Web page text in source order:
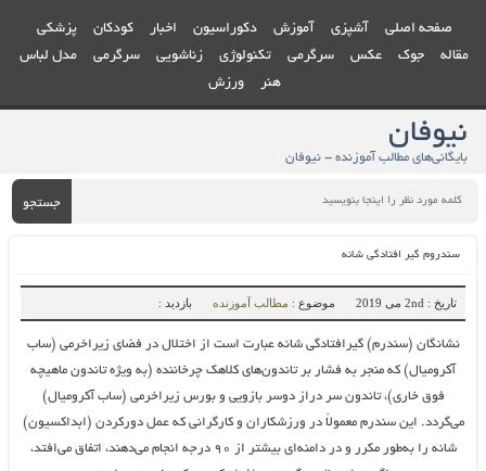
صفحه اصلی آشپزی آموزش دکوراسیون اخبار کودکان
پزشکی
مقاله
جوک عکس سرگرمی تکنولوژی زناشویی سرگرمی
مدل لباس
هنر
ورزش
نیوفان
بایگانی‌های مطالب آموزنده - نیوفان
جستجو
سندروم گیر افتادگی شانه
تاریخ : 2nd می 2019 موضوع : مطالب آموزنده بازدید :
نشانگان (سندرم) گیرافتادگی شانه عبارت است از اختلال در فضای زیراخرمی (ساب
آکرومیال) که منجر به فشار بر تاندون‌های کلاهک چرخاننده (به ویژه تاندون ماهیچه
فوق خاری)، تاندون سر دراز دوسر بازویی و بورس زیراخرمی (ساب آکرومیال)
می‌گردد. این سندرم معمولاً در ورزشکاران و کارگرانی که عمل دورکردن (ابداکسیون)
شانه را به‌طور مکرر و در دامنه‌ای بیشتر از ۹۰ درجه انجام می‌دهند، اتفاق می‌افتد،